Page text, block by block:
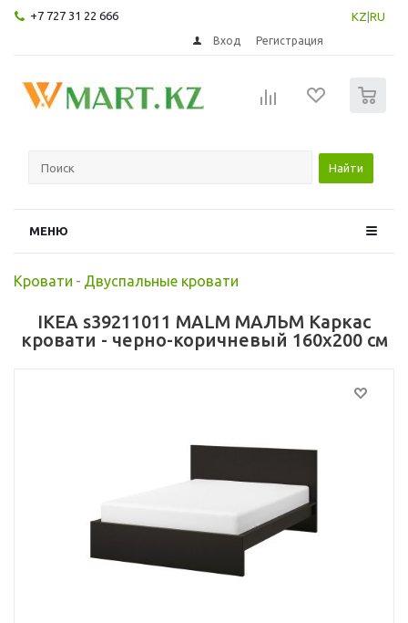
+7 727 31 22 666 KZ RU
Вход Регистрация
Найти
МЕНЮ
Кровати - Двуспальные кровати
IKEA s39211011 MALM МАЛЬМ Каркас
кровати - черно-коричневый 160x200 см